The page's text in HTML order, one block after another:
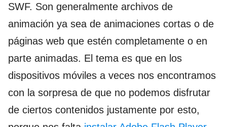
SWF. Son generalmente archivos de
animación ya sea de animaciones cortas o de
páginas web que estén completamente o en
parte animadas. El tema es que en los
dispositivos móviles a veces nos encontramos
con la sorpresa de que no podemos disfrutar
de ciertos contenidos justamente por esto,